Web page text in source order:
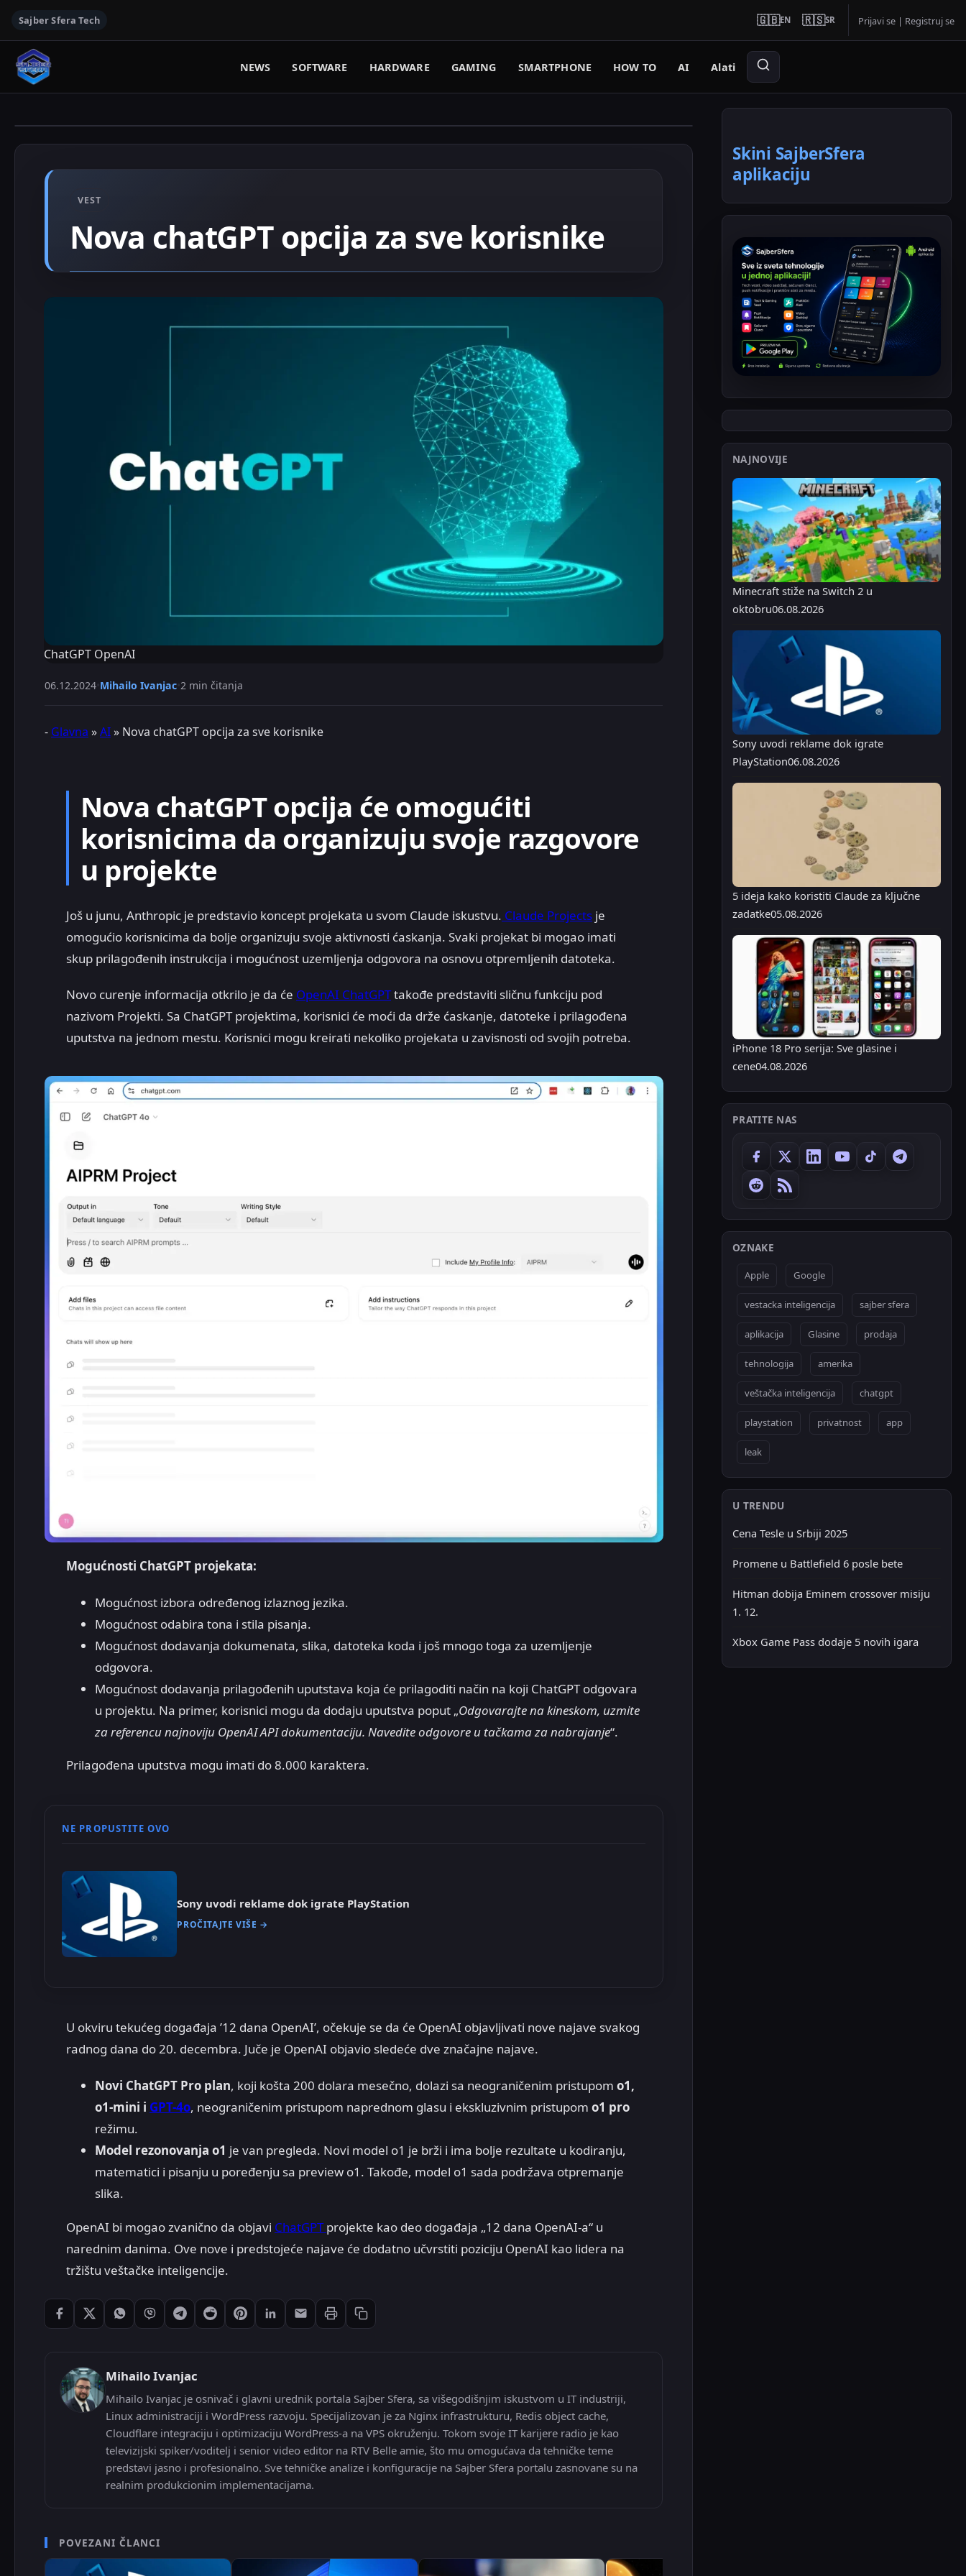
Sajber Sfera Tech 🇬🇧EN 🇷🇸SR Prijavi se | Registruj se
NEWS SOFTWARE HARDWARE GAMING SMARTPHONE HOW TO AI Alati
VEST
Nova chatGPT opcija za sve korisnike
ChatGPT OpenAI
06.12.2024 Mihailo Ivanjac 2 min čitanja
- Glavna »AI» Nova chatGPT opcija za sve korisnike
Nova chatGPT opcija će omogućiti
korisnicima da organizuju svoje razgovore
u projekte
Još u junu, Anthropic je predstavio koncept projekata u svom Claude iskustvu. Claude Projects je
omogućio korisnicima da bolje organizuju svoje aktivnosti ćaskanja. Svaki projekat bi mogao imati
skup prilagođenih instrukcija i mogućnost uzemljenja odgovora na osnovu otpremljenih datoteka.
Novo curenje informacija otkrilo je da će OpenAI ChatGPTtakođe predstaviti sličnu funkciju pod
nazivom Projekti. Sa ChatGPT projektima, korisnici će moći da drže ćaskanje, datoteke i prilagođena
uputstva na jednom mestu. Korisnici mogu kreirati nekoliko projekata u zavisnosti od svojih potreba.
Mogućnosti ChatGPT projekata:
Mogućnost izbora određenog izlaznog jezika.
Mogućnost odabira tona i stila pisanja.
Mogućnost dodavanja dokumenata, slika, datoteka koda i još mnogo toga za uzemljenje
odgovora.
Mogućnost dodavanja prilagođenih uputstava koja će prilagoditi način na koji ChatGPT odgovara
u projektu. Na primer, korisnici mogu da dodaju uputstva poput „Odgovarajte na kineskom, uzmite
za referencu najnoviju OpenAI API dokumentaciju. Navedite odgovore u tačkama za nabrajanje“.
Prilagođena uputstva mogu imati do 8.000 karaktera.
NE PROPUSTITE OVO
Sony uvodi reklame dok igrate PlayStation
PROČITAJTE VIŠE →
U okviru tekućeg događaja ’12 dana OpenAI’, očekuje se da će OpenAI objavljivati nove najave svakog
radnog dana do 20. decembra. Juče je OpenAI objavio sledeće dve značajne najave.
Novi ChatGPT Pro plan, koji košta 200 dolara mesečno, dolazi sa neograničenim pristupom o1,
o1-mini i GPT-4o, neograničenim pristupom naprednom glasu i ekskluzivnim pristupom o1 pro
režimu.
Model rezonovanja o1 je van pregleda. Novi model o1 je brži i ima bolje rezultate u kodiranju,
matematici i pisanju u poređenju sa preview o1. Takođe, model o1 sada podržava otpremanje
slika.
OpenAI bi mogao zvanično da objavi ChatGPTprojekte kao deo događaja „12 dana OpenAI-a“ u
narednim danima. Ove nove i predstojeće najave će dodatno učvrstiti poziciju OpenAI kao lidera na
tržištu veštačke inteligencije.
Podeli: Facebook
Podeli: XPodeli: WhatsApp
Podeli: Viber
Podeli: Telegram
Podeli: Reddit
Podeli: Pinterest
Podeli: LinkedIn
Podeli: Email
Štampaj članak
Kopiraj link
Mihailo Ivanjac
Mihailo Ivanjac je osnivač i glavni urednik portala Sajber Sfera, sa višegodišnjim iskustvom u IT industriji,
Linux administraciji i WordPress razvoju. Specijalizovan je za Nginx infrastrukturu, Redis object cache,
Cloudflare integraciju i optimizaciju WordPress-a na VPS okruženju. Tokom svoje IT karijere radio je kao
televizijski spiker/voditelj i senior video editor na RTV Belle amie, što mu omogućava da tehničke teme
predstavi jasno i profesionalno. Sve tehničke analize i konfiguracije na Sajber Sfera portalu zasnovane su na
realnim produkcionim implementacijama.
POVEZANI ČLANCI
Skini SajberSfera
aplikaciju
NAJNOVIJE
Minecraft stiže na Switch 2 u
oktobru06.08.2026
Sony uvodi reklame dok igrate
PlayStation06.08.2026
5 ideja kako koristiti Claude za ključne
zadatke05.08.2026
iPhone 18 Pro serija: Sve glasine i
cene04.08.2026
PRATITE NAS
OZNAKE
Apple Google
vestacka inteligencija sajber sfera
aplikacija Glasine prodaja
tehnologija amerika
veštačka inteligencija chatgpt
playstation privatnost app
leak
U TRENDU
Cena Tesle u Srbiji 2025
Promene u Battlefield 6 posle bete
Hitman dobija Eminem crossover misiju
1. 12.
Xbox Game Pass dodaje 5 novih igara